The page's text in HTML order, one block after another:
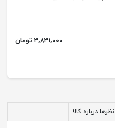
۳,۸۳۱,۰۰۰ تومان
نظرها درباره کالا